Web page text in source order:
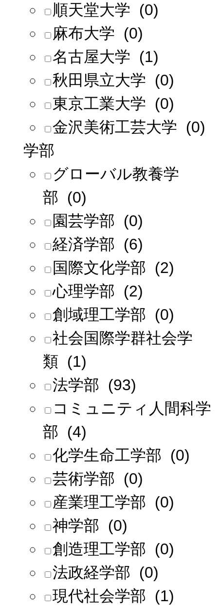
順天堂大学 (0)
麻布大学 (0)
名古屋大学 (1)
秋田県立大学 (0)
東京工業大学 (0)
金沢美術工芸大学 (0)
学部
グローバル教養学
部 (0)
園芸学部 (0)
経済学部 (6)
国際文化学部 (2)
心理学部 (2)
創域理工学部 (0)
社会国際学群社会学
類 (1)
法学部 (93)
コミュニティ人間科学
部 (4)
化学生命工学部 (0)
芸術学部 (0)
産業理工学部 (0)
神学部 (0)
創造理工学部 (0)
法政経学部 (0)
現代社会学部 (1)